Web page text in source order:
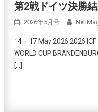
第2戦ドイツ決勝
2026年5月号 Net
14 – 17 May 2026 2026 ICF
WORLD CUP
[…]